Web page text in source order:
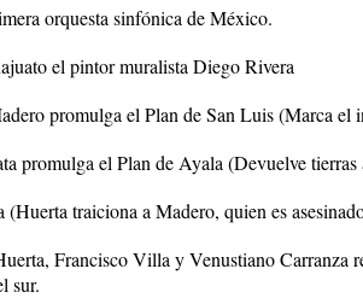
orquesta sinfónica de México.
el pintor muralista Diego Rivera
promulga el Plan de San Luis (Marca el
promulga el Plan de Ayala (Devuelve tierras
(Huerta traiciona a Madero, quien es
Francisco Villa y Venustiano Carranza
sur.